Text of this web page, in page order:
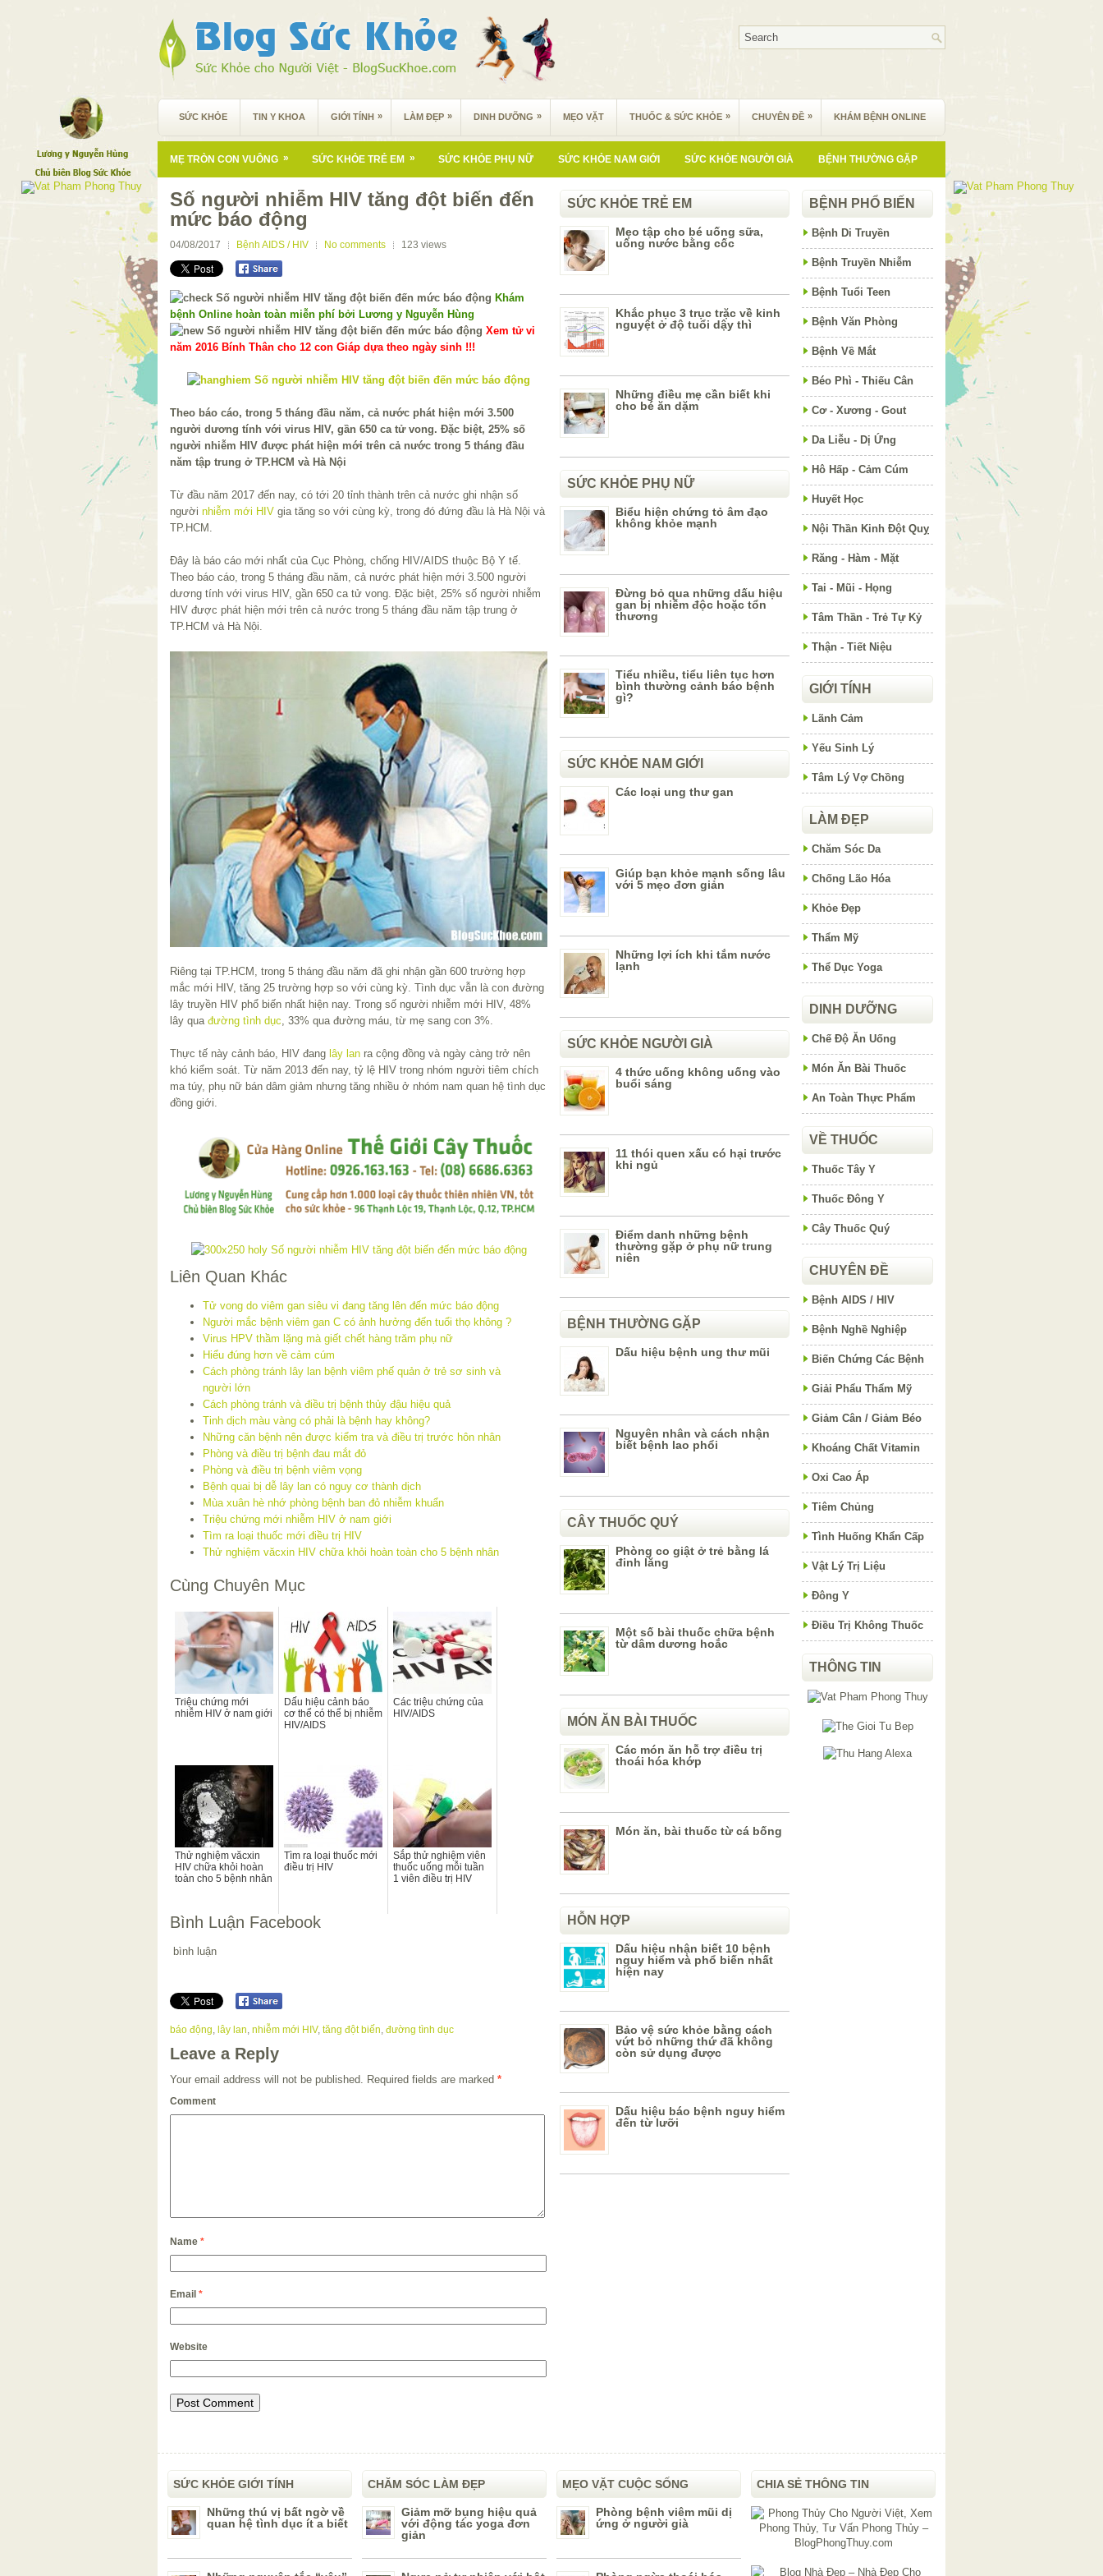
SỨC KHỎE TIN Y KHOA GIỚI TÍNH » LÀM ĐẸP » DINH DƯỠNG » MẸO VẶT THUỐC & SỨC KHỎE » CHUYÊN ĐỀ » KHÁM BỆNH ONLINE
MẸ TRÒN CON VUÔNG » SỨC KHỎE TRẺ EM » SỨC KHỎE PHỤ NỮ SỨC KHỎE NAM GIỚI SỨC KHỎE NGƯỜI GIÀ BỆNH THƯỜNG GẶP
Số người nhiễm HIV tăng đột biến đến
mức báo động
04/08/2017 Bệnh AIDS / HIV No comments 123 views
Khám
bệnh Online hoàn toàn miễn phí bởi Lương y Nguyễn Hùng
Xem tử vi
năm 2016 Bính Thân cho 12 con Giáp dựa theo ngày sinh !!!
Theo báo cáo, trong 5 tháng đầu năm, cả nước phát hiện mới 3.500
người dương tính với virus HIV, gần 650 ca tử vong. Đặc biệt, 25% số
người nhiễm HIV được phát hiện mới trên cả nước trong 5 tháng đầu
năm tập trung ở TP.HCM và Hà Nội
Từ đầu năm 2017 đến nay, có tới 20 tỉnh thành trên cả nước ghi nhận số
người nhiễm mới HIV gia tăng so với cùng kỳ, trong đó đứng đầu là Hà Nội và
TP.HCM.
Đây là báo cáo mới nhất của Cục Phòng, chống HIV/AIDS thuộc Bộ Y tế.
Theo báo cáo, trong 5 tháng đầu năm, cả nước phát hiện mới 3.500 người
dương tính với virus HIV, gần 650 ca tử vong. Đặc biệt, 25% số người nhiễm
HIV được phát hiện mới trên cả nước trong 5 tháng đầu năm tập trung ở
TP.HCM và Hà Nội.
Riêng tại TP.HCM, trong 5 tháng đầu năm đã ghi nhận gần 600 trường hợp
mắc mới HIV, tăng 25 trường hợp so với cùng kỳ. Tình dục vẫn là con đường
lây truyền HIV phổ biến nhất hiện nay. Trong số người nhiễm mới HIV, 48%
lây qua đường tình dục , 33% qua đường máu, từ mẹ sang con 3%.
Thực tế này cảnh báo, HIV đang lây lan ra cộng đồng và ngày càng trở nên
khó kiểm soát. Từ năm 2013 đến nay, tỷ lệ HIV trong nhóm người tiêm chích
ma túy, phụ nữ bán dâm giảm nhưng tăng nhiều ở nhóm nam quan hệ tình dục
đồng giới.
Liên Quan Khác
Tử vong do viêm gan siêu vi đang tăng lên đến mức báo động
Người mắc bệnh viêm gan C có ảnh hưởng đến tuổi thọ không ?
Virus HPV thầm lặng mà giết chết hàng trăm phụ nữ
Hiểu đúng hơn về cảm cúm
Cách phòng tránh lây lan bệnh viêm phế quản ở trẻ sơ sinh và
người lớn
Cách phòng tránh và điều trị bệnh thủy đậu hiệu quả
Tinh dịch màu vàng có phải là bệnh hay không?
Những căn bệnh nên được kiểm tra và điều trị trước hôn nhân
Phòng và điều trị bệnh đau mắt đỏ
Phòng và điều trị bệnh viêm vọng
Bệnh quai bị dễ lây lan có nguy cơ thành dịch
Mùa xuân hè nhớ phòng bệnh ban đỏ nhiễm khuẩn
Triệu chứng mới nhiễm HIV ở nam giới
Tìm ra loại thuốc mới điều trị HIV
Thử nghiệm văcxin HIV chữa khỏi hoàn toàn cho 5 bệnh nhân
Cùng Chuyên Mục
Triệu chứng mới
nhiễm HIV ở nam giới
Dấu hiệu cảnh báo
cơ thể có thể bị nhiễm
HIV/AIDS
Các triệu chứng của
HIV/AIDS
Thử nghiệm văcxin
HIV chữa khỏi hoàn
toàn cho 5 bệnh nhân
Tìm ra loại thuốc mới
điều trị HIV
Sắp thử nghiệm viên
thuốc uống mỗi tuần
1 viên điều trị HIV
Bình Luận Facebook
bình luận
báo động, lây lan, nhiễm mới HIV, tăng đột biến, đường tình dục
Leave a Reply
Your email address will not be published. Required fields are marked *
Comment
Name *
Email *
Website
SỨC KHỎE TRẺ EM
Mẹo tập cho bé uống sữa,
uống nước bằng cốc
Khắc phục 3 trục trặc về kinh
nguyệt ở độ tuổi dậy thì
Những điều mẹ cần biết khi
cho bé ăn dặm
SỨC KHỎE PHỤ NỮ
Biểu hiện chứng tỏ âm đạo
không khỏe mạnh
Đừng bỏ qua những dấu hiệu
gan bị nhiễm độc hoặc tổn
thương
Tiểu nhiều, tiểu liên tục hơn
bình thường cảnh báo bệnh
gì?
SỨC KHỎE NAM GIỚI
Các loại ung thư gan
Giúp bạn khỏe mạnh sống lâu
với 5 mẹo đơn giản
Những lợi ích khi tắm nước
lạnh
SỨC KHỎE NGƯỜI GIÀ
4 thức uống không uống vào
buổi sáng
11 thói quen xấu có hại trước
khi ngủ
Điểm danh những bệnh
thường gặp ở phụ nữ trung
niên
BỆNH THƯỜNG GẶP
Dấu hiệu bệnh ung thư mũi
Nguyên nhân và cách nhận
biết bệnh lao phổi
CÂY THUỐC QUÝ
Phòng co giật ở trẻ bằng lá
đinh lăng
Một số bài thuốc chữa bệnh
từ dâm dương hoắc
MÓN ĂN BÀI THUỐC
Các món ăn hỗ trợ điều trị
thoái hóa khớp
Món ăn, bài thuốc từ cá bống
HỖN HỢP
Dấu hiệu nhận biết 10 bệnh
nguy hiểm và phổ biến nhất
hiện nay
Bảo vệ sức khỏe bằng cách
vứt bỏ những thứ đã không
còn sử dụng được
Dấu hiệu báo bệnh nguy hiểm
đến từ lưỡi
BỆNH PHỔ BIẾN
Bệnh Di Truyền
Bệnh Truyền Nhiễm
Bệnh Tuổi Teen
Bệnh Văn Phòng
Bệnh Về Mắt
Béo Phì - Thiếu Cân
Cơ - Xương - Gout
Da Liễu - Dị Ứng
Hô Hấp - Cảm Cúm
Huyết Học
Nội Thần Kinh Đột Quỵ
Răng - Hàm - Mặt
Tai - Mũi - Họng
Tâm Thần - Trẻ Tự Kỷ
Thận - Tiết Niệu
GIỚI TÍNH
Lãnh Cảm
Yếu Sinh Lý
Tâm Lý Vợ Chồng
LÀM ĐẸP
Chăm Sóc Da
Chống Lão Hóa
Khỏe Đẹp
Thẩm Mỹ
Thể Dục Yoga
DINH DƯỠNG
Chế Độ Ăn Uống
Món Ăn Bài Thuốc
An Toàn Thực Phẩm
VỀ THUỐC
Thuốc Tây Y
Thuốc Đông Y
Cây Thuốc Quý
CHUYÊN ĐỀ
Bệnh AIDS / HIV
Bệnh Nghề Nghiệp
Biến Chứng Các Bệnh
Giải Phẩu Thẩm Mỹ
Giảm Cân / Giảm Béo
Khoáng Chất Vitamin
Oxi Cao Áp
Tiêm Chủng
Tình Huống Khẩn Cấp
Vật Lý Trị Liệu
Đông Y
Điều Trị Không Thuốc
THÔNG TIN
SỨC KHỎE GIỚI TÍNH
Những thú vị bất ngờ về
quan hệ tình dục ít a biết
CHĂM SÓC LÀM ĐẸP
Giảm mỡ bụng hiệu quả
với động tác yoga đơn
giản
MẸO VẶT CUỘC SỐNG
Phòng bệnh viêm mũi dị
ứng ở người già
CHIA SẺ THÔNG TIN